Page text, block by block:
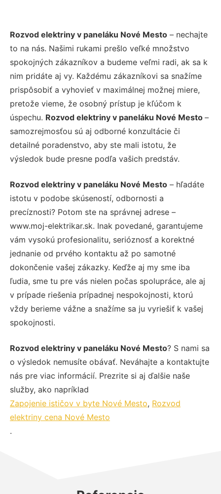
Rozvod elektriny v paneláku Nové Mesto – nechajte
to na nás. Našimi rukami prešlo veľké množstvo
spokojných zákazníkov a budeme veľmi radi, ak sa k
nim pridáte aj vy. Každému zákazníkovi sa snažíme
prispôsobiť a vyhovieť v maximálnej možnej miere,
pretože vieme, že osobný prístup je kľúčom k
úspechu. Rozvod elektriny v paneláku Nové Mesto –
samozrejmosťou sú aj odborné konzultácie či
detailné poradenstvo, aby ste mali istotu, že
výsledok bude presne podľa vašich predstáv.
Rozvod elektriny v paneláku Nové Mesto – hľadáte
istotu v podobe skúseností, odbornosti a
precíznosti? Potom ste na správnej adrese –
www.moj-elektrikar.sk. Inak povedané, garantujeme
vám vysokú profesionalitu, serióznosť a korektné
jednanie od prvého kontaktu až po samotné
dokončenie vašej zákazky. Keďže aj my sme iba
ľudia, sme tu pre vás nielen počas spolupráce, ale aj
v prípade riešenia prípadnej nespokojnosti, ktorú
vždy berieme vážne a snažíme sa ju vyriešiť k vašej
spokojnosti.
Rozvod elektriny v paneláku Nové Mesto? S nami sa
o výsledok nemusíte obávať. Neváhajte a kontaktujte
nás pre viac informácií. Prezrite si aj ďalšie naše
služby, ako napríklad
Zapojenie ističov v byte Nové Mesto, Rozvod
elektriny cena Nové Mesto
.